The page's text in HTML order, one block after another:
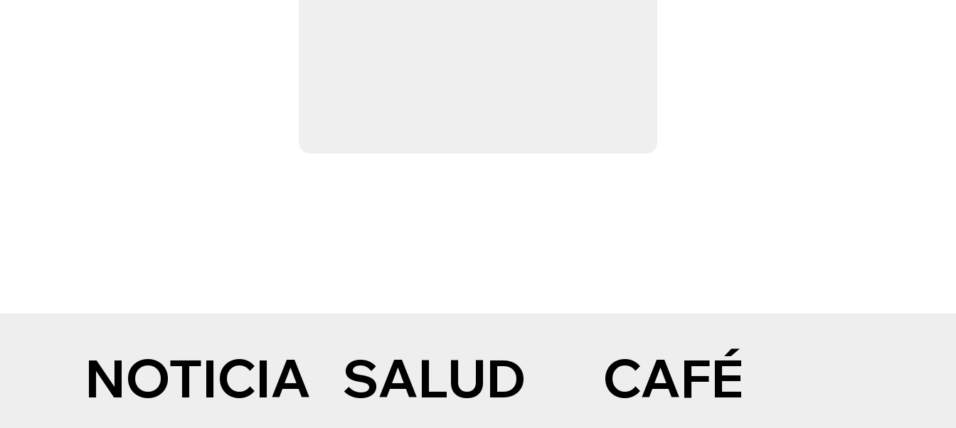
NOTICIA SALUD
CAFÉ